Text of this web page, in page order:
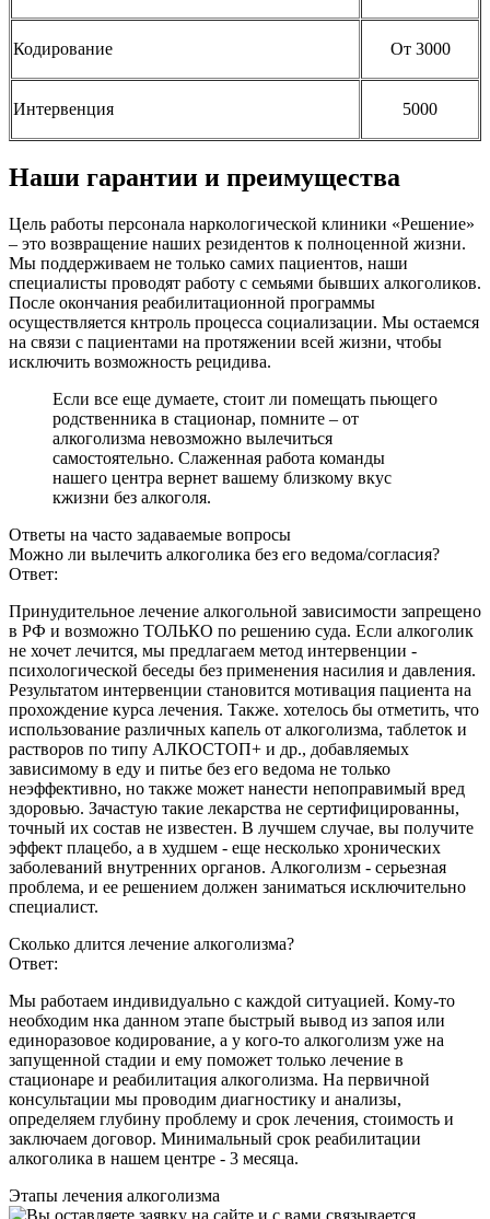
Кодирование От 3000
Интервенция 5000
Наши гарантии и преимущества
Цель работы персонала наркологической клиники «Решение»
– это возвращение наших резидентов к полноценной жизни.
Мы поддерживаем не только самих пациентов, наши
специалисты проводят работу с семьями бывших алкоголиков.
После окончания реабилитационной программы
осуществляется кнтроль процесса социализации. Мы остаемся
на связи с пациентами на протяжении всей жизни, чтобы
исключить возможность рецидива.
Если все еще думаете, стоит ли помещать пьющего
родственника в стационар, помните – от
алкоголизма невозможно вылечиться
самостоятельно. Слаженная работа команды
нашего центра вернет вашему близкому вкус
кжизни без алкоголя.
Ответы на часто задаваемые вопросы
Можно ли вылечить алкоголика без его ведома/согласия?
Ответ:
Принудительное лечение алкогольной зависимости запрещено
в РФ и возможно ТОЛЬКО по решению суда. Если алкоголик
не хочет лечится, мы предлагаем метод интервенции -
психологической беседы без применения насилия и давления.
Результатом интервенции становится мотивация пациента на
прохождение курса лечения. Также. хотелось бы отметить, что
использование различных капель от алкоголизма, таблеток и
растворов по типу АЛКОСТОП+ и др., добавляемых
зависимому в еду и питье без его ведома не только
неэффективно, но также может нанести непоправимый вред
здоровью. Зачастую такие лекарства не сертифицированны,
точный их состав не известен. В лучшем случае, вы получите
эффект плацебо, а в худшем - еще несколько хронических
заболеваний внутренних органов. Алкоголизм - серьезная
проблема, и ее решением должен заниматься исключительно
специалист.
Сколько длится лечение алкоголизма?
Ответ:
Мы работаем индивидуально с каждой ситуацией. Кому-то
необходим нка данном этапе быстрый вывод из запоя или
единоразовое кодирование, а у кого-то алкоголизм уже на
запущенной стадии и ему поможет только лечение в
стационаре и реабилитация алкоголизма. На первичной
консультации мы проводим диагностику и анализы,
определяем глубину проблему и срок лечения, стоимость и
заключаем договор. Минимальный срок реабилитации
алкоголика в нашем центре - 3 месяца.
Этапы лечения алкоголизма